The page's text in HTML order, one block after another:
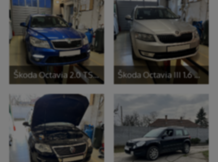
Škoda Octavia 2.0 TSI RS Škoda Octavia III 1.6 CR TDI